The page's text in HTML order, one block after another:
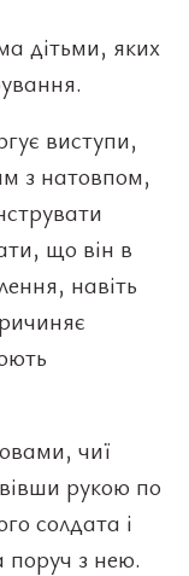
дітьми, яких
виступи,
з натовпом,
що він в
навіть
чиї
рукою по
солдата і
поруч з нею.